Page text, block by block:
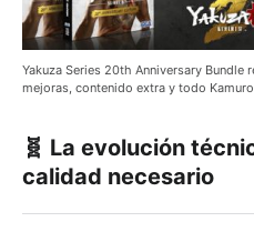
Yakuza Series 20th Anniversary Bundle
mejoras, contenido extra y todo
🧬 La evolución
calidad necesario